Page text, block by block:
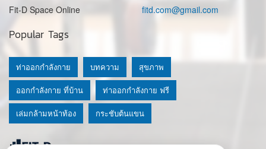
Fit-D Space Online
fitd.com@gmail.com
Popular Tags
ท่าออกกำลังกาย บทความ สุขภาพ
ออกกำลังกาย ที่บ้าน ท่าออกกำลังกาย ฟรี
เล่มกล้ามหน้าท้อง กระชับต้นแขน